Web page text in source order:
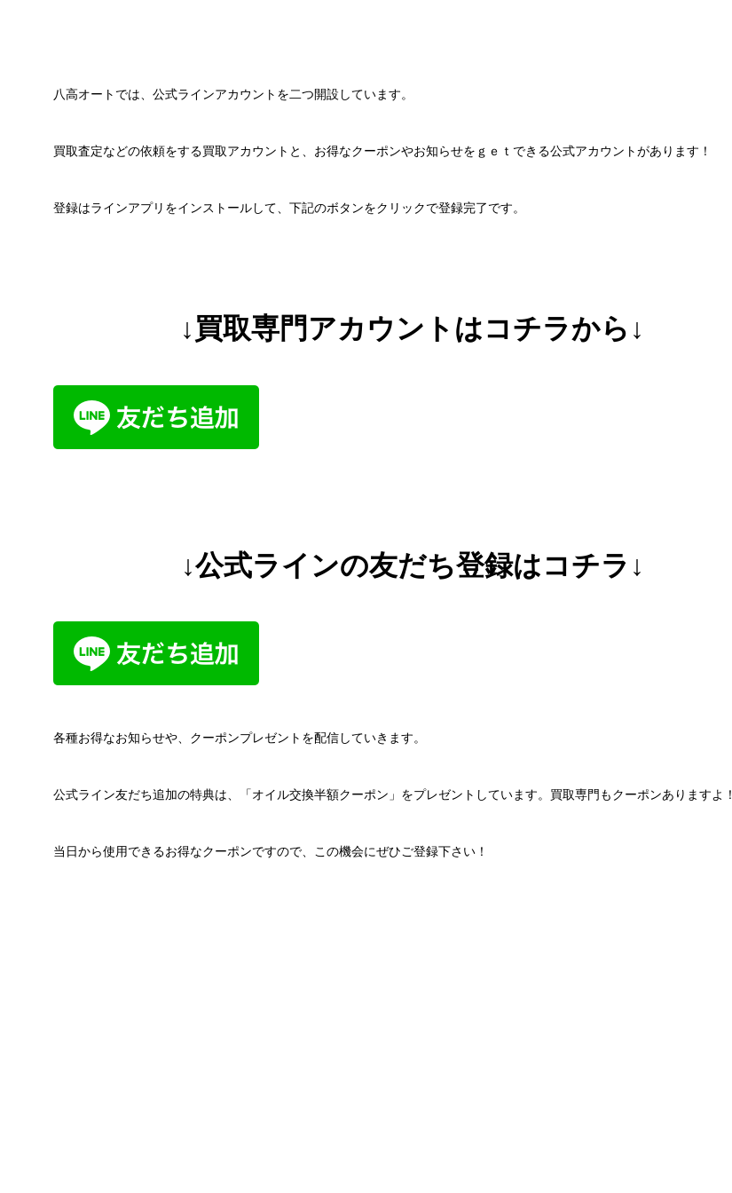
八高オートでは、公式ラインアカウントを二つ開設しています。
買取査定などの依頼をする買取アカウントと、お得なクーポンやお知らせをｇｅｔできる公式アカウントがあります！
登録はラインアプリをインストールして、下記のボタンをクリックで登録完了です。
↓買取専門アカウントはコチラから↓
↓公式ラインの友だち登録はコチラ↓
各種お得なお知らせや、クーポンプレゼントを配信していきます。
公式ライン友だち追加の特典は、「オイル交換半額クーポン」をプレゼントしています。買取専門もクーポンありますよ！
当日から使用できるお得なクーポンですので、この機会にぜひご登録下さい！